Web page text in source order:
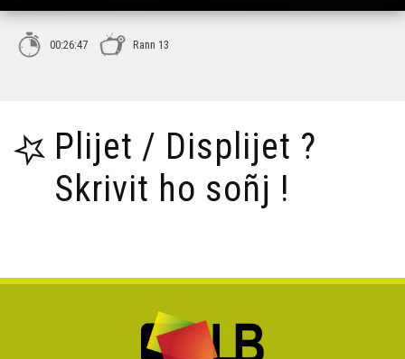
00:26:47 Rann 13
Plijet / Displijet ?
Skrivit ho soñj !